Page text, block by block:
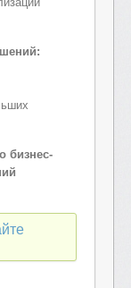
бизнес-